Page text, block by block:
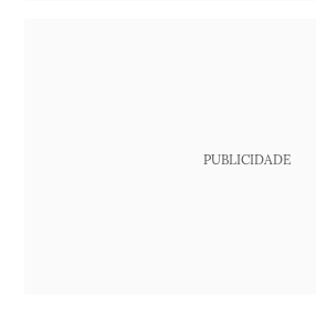
PUBLICIDADE